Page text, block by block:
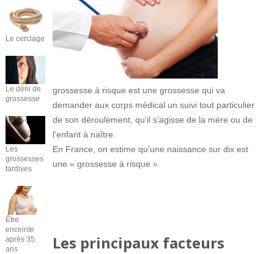
grossesse à risque est une grossesse qui va
demander aux corps médical un suivi tout particulier
de son déroulement, qu’il s’agisse de la mère ou de
l’enfant à naître.
En France, on estime qu’une naissance sur dix est
une « grossesse à risque ».
Les principaux facteurs
Le cerclage
Le déni de
grossesse
Les
grossesses
tardives
Être
enceinte
après 35
ans